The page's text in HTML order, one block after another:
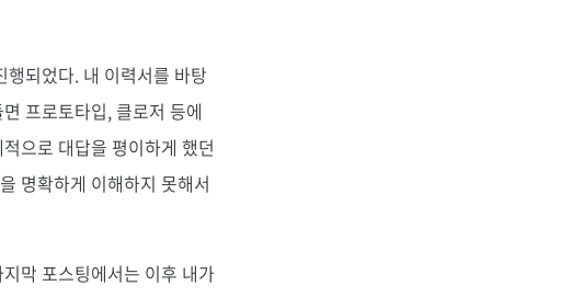
되었다. 내 이력서를 바탕
프로토타입, 클로저 등에
으로 대답을 평이하게 했던
명확하게 이해하지 못해서
막 포스팅에서는 이후 내가